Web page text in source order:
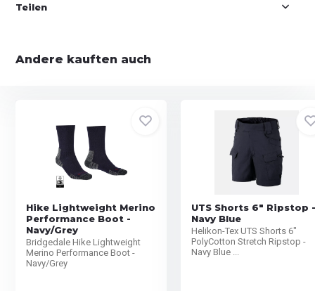
Teilen
Andere kauften auch
Hike Lightweight Merino
Performance Boot -
Navy/Grey
Bridgedale Hike Lightweight
Merino Performance Boot -
Navy/Grey
UTS Shorts 6" Ripstop
Navy Blue
Helikon-Tex UTS Shorts 6"
PolyCotton Stretch Ripstop -
Navy Blue ...